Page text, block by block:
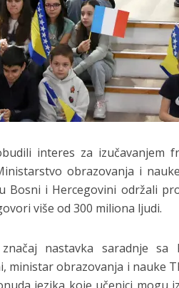
interes za izučavanjem
obrazovanja i
Bosni i Hercegovini održali
više od 300 miliona ljudi.
značaj nastavka saradnje
ministar obrazovanja i nauke